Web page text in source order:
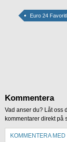
Euro 24
Kommentera
Vad anser du? Låt oss
kommentarer direkt på
KOMMENTERA